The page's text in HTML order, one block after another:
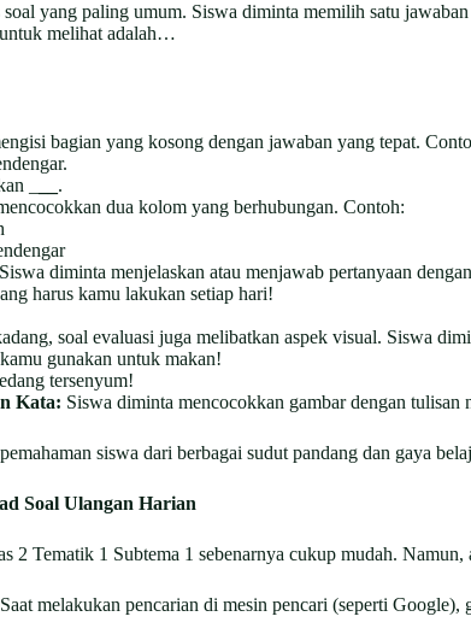
yang paling umum. Siswa diminta memilih satu
melihat adalah…
bagian yang kosong dengan jawaban yang tepat.
_
.
dua kolom yang berhubungan. Contoh:
Siswa diminta menjelaskan atau menjawab pertanyaan
harus kamu lakukan setiap hari!
soal evaluasi juga melibatkan aspek visual. Siswa
gunakan untuk makan!
tersenyum!
Kata: Siswa diminta mencocokkan gambar dengan tulisan
siswa dari berbagai sudut pandang dan gaya
Soal Ulangan Harian
2 Tematik 1 Subtema 1 sebenarnya cukup mudah.
Saat melakukan pencarian di mesin pencari (seperti